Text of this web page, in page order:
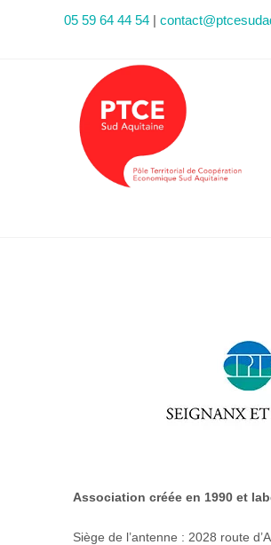
05 59 64 44 54 |
Association créée en 1990 et
Siège de l’antenne : 2028 route